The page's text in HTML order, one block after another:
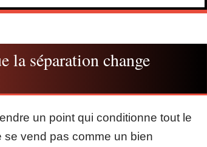
la séparation change
un point qui conditionne tout le
vend pas comme un bien